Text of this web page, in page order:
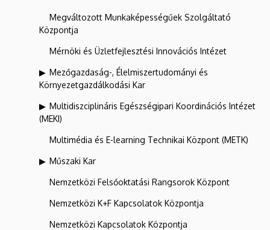
Megváltozott Munkaképességűek Szolgáltató
Központja
Mérnöki és Üzletfejlesztési Innovációs Intézet
Mezőgazdaság-, Élelmiszertudományi és
Környezetgazdálkodási Kar
Multidiszciplináris Egészségipari Koordinációs Intézet
(MEKI)
Multimédia és E-learning Technikai Központ (METK)
Műszaki Kar
Nemzetközi Felsőoktatási Rangsorok Központ
Nemzetközi K+F Kapcsolatok Központja
Nemzetközi Kapcsolatok Központja